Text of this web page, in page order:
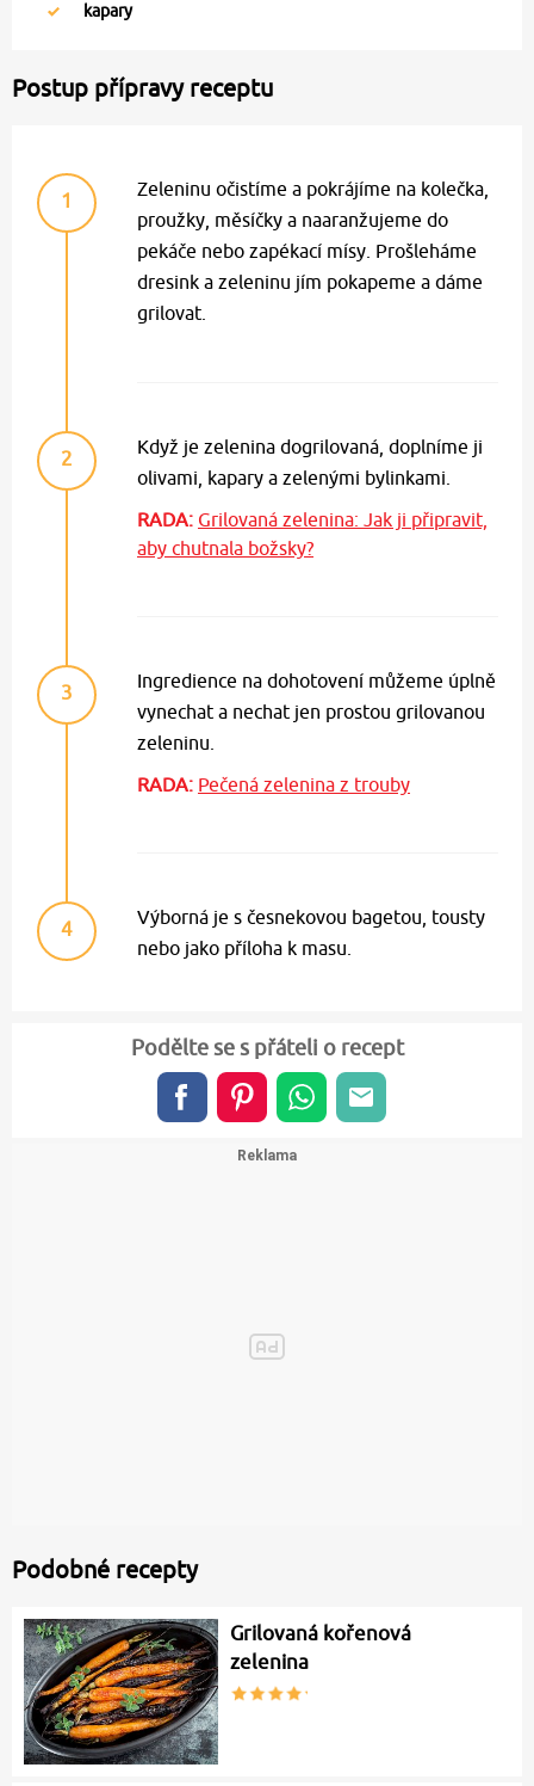
kapary
Postup přípravy receptu
1
Zeleninu očistíme a pokrájíme na kolečka,
proužky, měsíčky a naaranžujeme do
pekáče nebo zapékací mísy. Prošleháme
dresink a zeleninu jím pokapeme a dáme
grilovat.
2
Když je zelenina dogrilovaná, doplníme ji
olivami, kapary a zelenými bylinkami.
RADA: Grilovaná zelenina: Jak ji připravit,
aby chutnala božsky?
3
Ingredience na dohotovení můžeme úplně
vynechat a nechat jen prostou grilovanou
zeleninu.
RADA: Pečená zelenina z trouby
4
Výborná je s česnekovou bagetou, tousty
nebo jako příloha k masu.
Podělte se s přáteli o recept
Podobné recepty
Grilovaná kořenová
zelenina